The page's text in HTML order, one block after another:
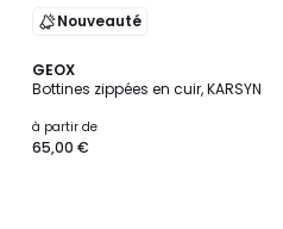
Nouveauté
GEOX
Bottines zippées en cuir, KARSYN
à partir de
65,00 €